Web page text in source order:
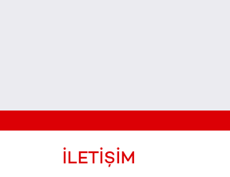
İLETIŞIM